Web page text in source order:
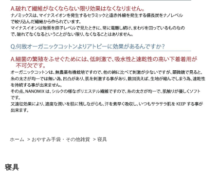
ホーム > おやすみ手袋・その他雑貨 > 寝具
寝具